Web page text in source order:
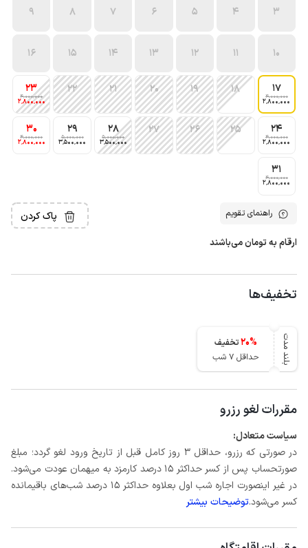
3
4
5
6
7
8
9
10
11
12
13
14
15
16
17
4٬000٬000
2٬800٬000
18
19
20
21
22
23
4٬000٬000
2٬800٬000
24
4٬000٬000
2٬800٬000
25
26
27
28
5٬000٬000
3٬500٬000
29
5٬000٬000
3٬500٬000
30
4٬000٬000
2٬800٬000
31
4٬000٬000
2٬800٬000
راهنمای تقویم پاک کردن
ارقام به تومان می‌باشند
تخفیف‌ها
بلند مدت 20%
تخفیف
حداقل 7 شب
مقررات لغو رزرو
سیاست متعادل:
در صورتی که رزرو، حداقل 3 روز کامل قبل از تاریخ ورود لغو گردد؛ مبلغ
صورتحساب پس از کسر حداکثر 15 درصد کارمزد به میهمان عودت می‌شود.
در غیر اینصورت اجاره شب اول بعلاوه حداکثر 15 درصد شب‌های باقیمانده
کسر می‌شود.توضیحات بیشتر